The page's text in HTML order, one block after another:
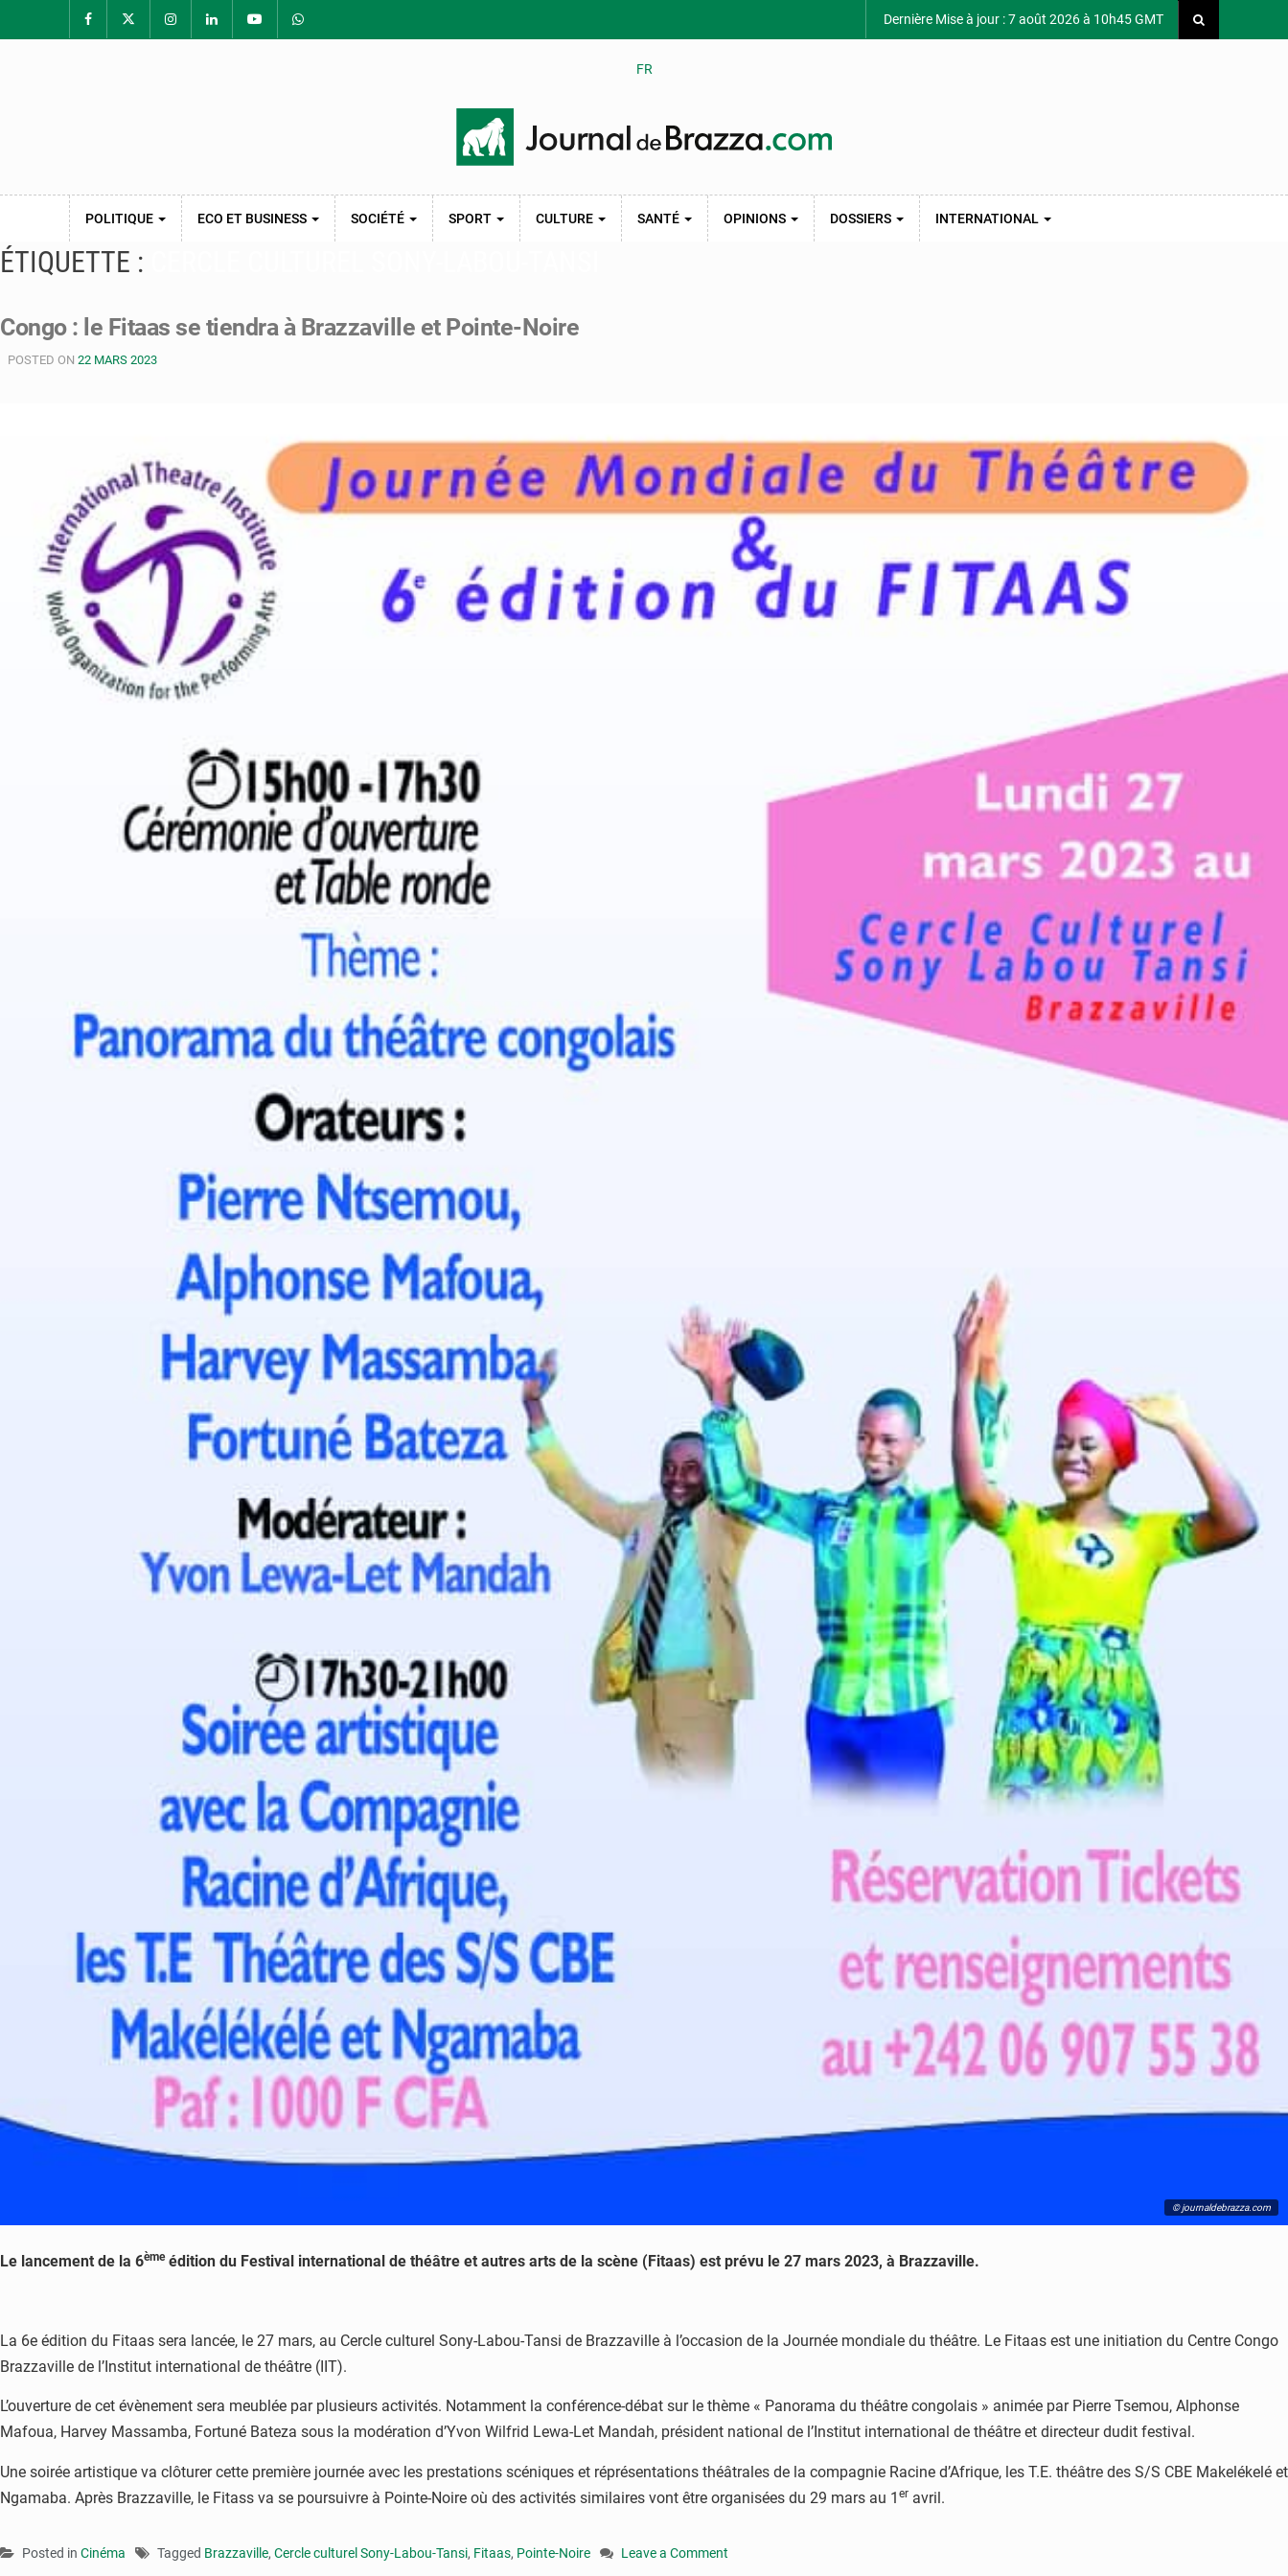
Dernière Mise à jour : 7 août 2026 à 10h45 GMT
FR
POLITIQUE ECO ET BUSINESS SOCIÉTÉ SPORT CULTURE SANTÉ OPINIONS DOSSIERS INTERNATIONAL
ÉTIQUETTE :
Congo : le Fitaas se tiendra à Brazzaville et Pointe-Noire
POSTED ON 22 MARS 2023
© journaldebrazza.com
Le lancement de la 6èmeédition du Festival international de théâtre et autres arts de la scène (Fitaas) est prévu le 27 mars 2023, à Brazzaville.
La 6e édition du Fitaas sera lancée, le 27 mars, au Cercle culturel Sony-Labou-Tansi de Brazzaville à l’occasion de la Journée mondiale du théâtre. Le Fitaas est une initiation du Centre Congo
Brazzaville de l’Institut international de théâtre (IIT).
L’ouverture de cet évènement sera meublée par plusieurs activités. Notamment la conférence-débat sur le thème « Panorama du théâtre congolais » animée par Pierre Tsemou, Alphonse
Mafoua, Harvey Massamba, Fortuné Bateza sous la modération d’Yvon Wilfrid Lewa-Let Mandah, président national de l’Institut international de théâtre et directeur dudit festival.
Une soirée artistique va clôturer cette première journée avec les prestations scéniques et réprésentations théâtrales de la compagnie Racine d’Afrique, les T.E. théâtre des S/S CBE Makelékelé et
Ngamaba. Après Brazzaville, le Fitass va se poursuivre à Pointe-Noire où des activités similaires vont être organisées du 29 mars au 1 er avril.
Posted in Cinéma Tagged Brazzaville, Cercle culturel Sony-Labou-Tansi, Fitaas, Pointe-Noire
Leave a Comment